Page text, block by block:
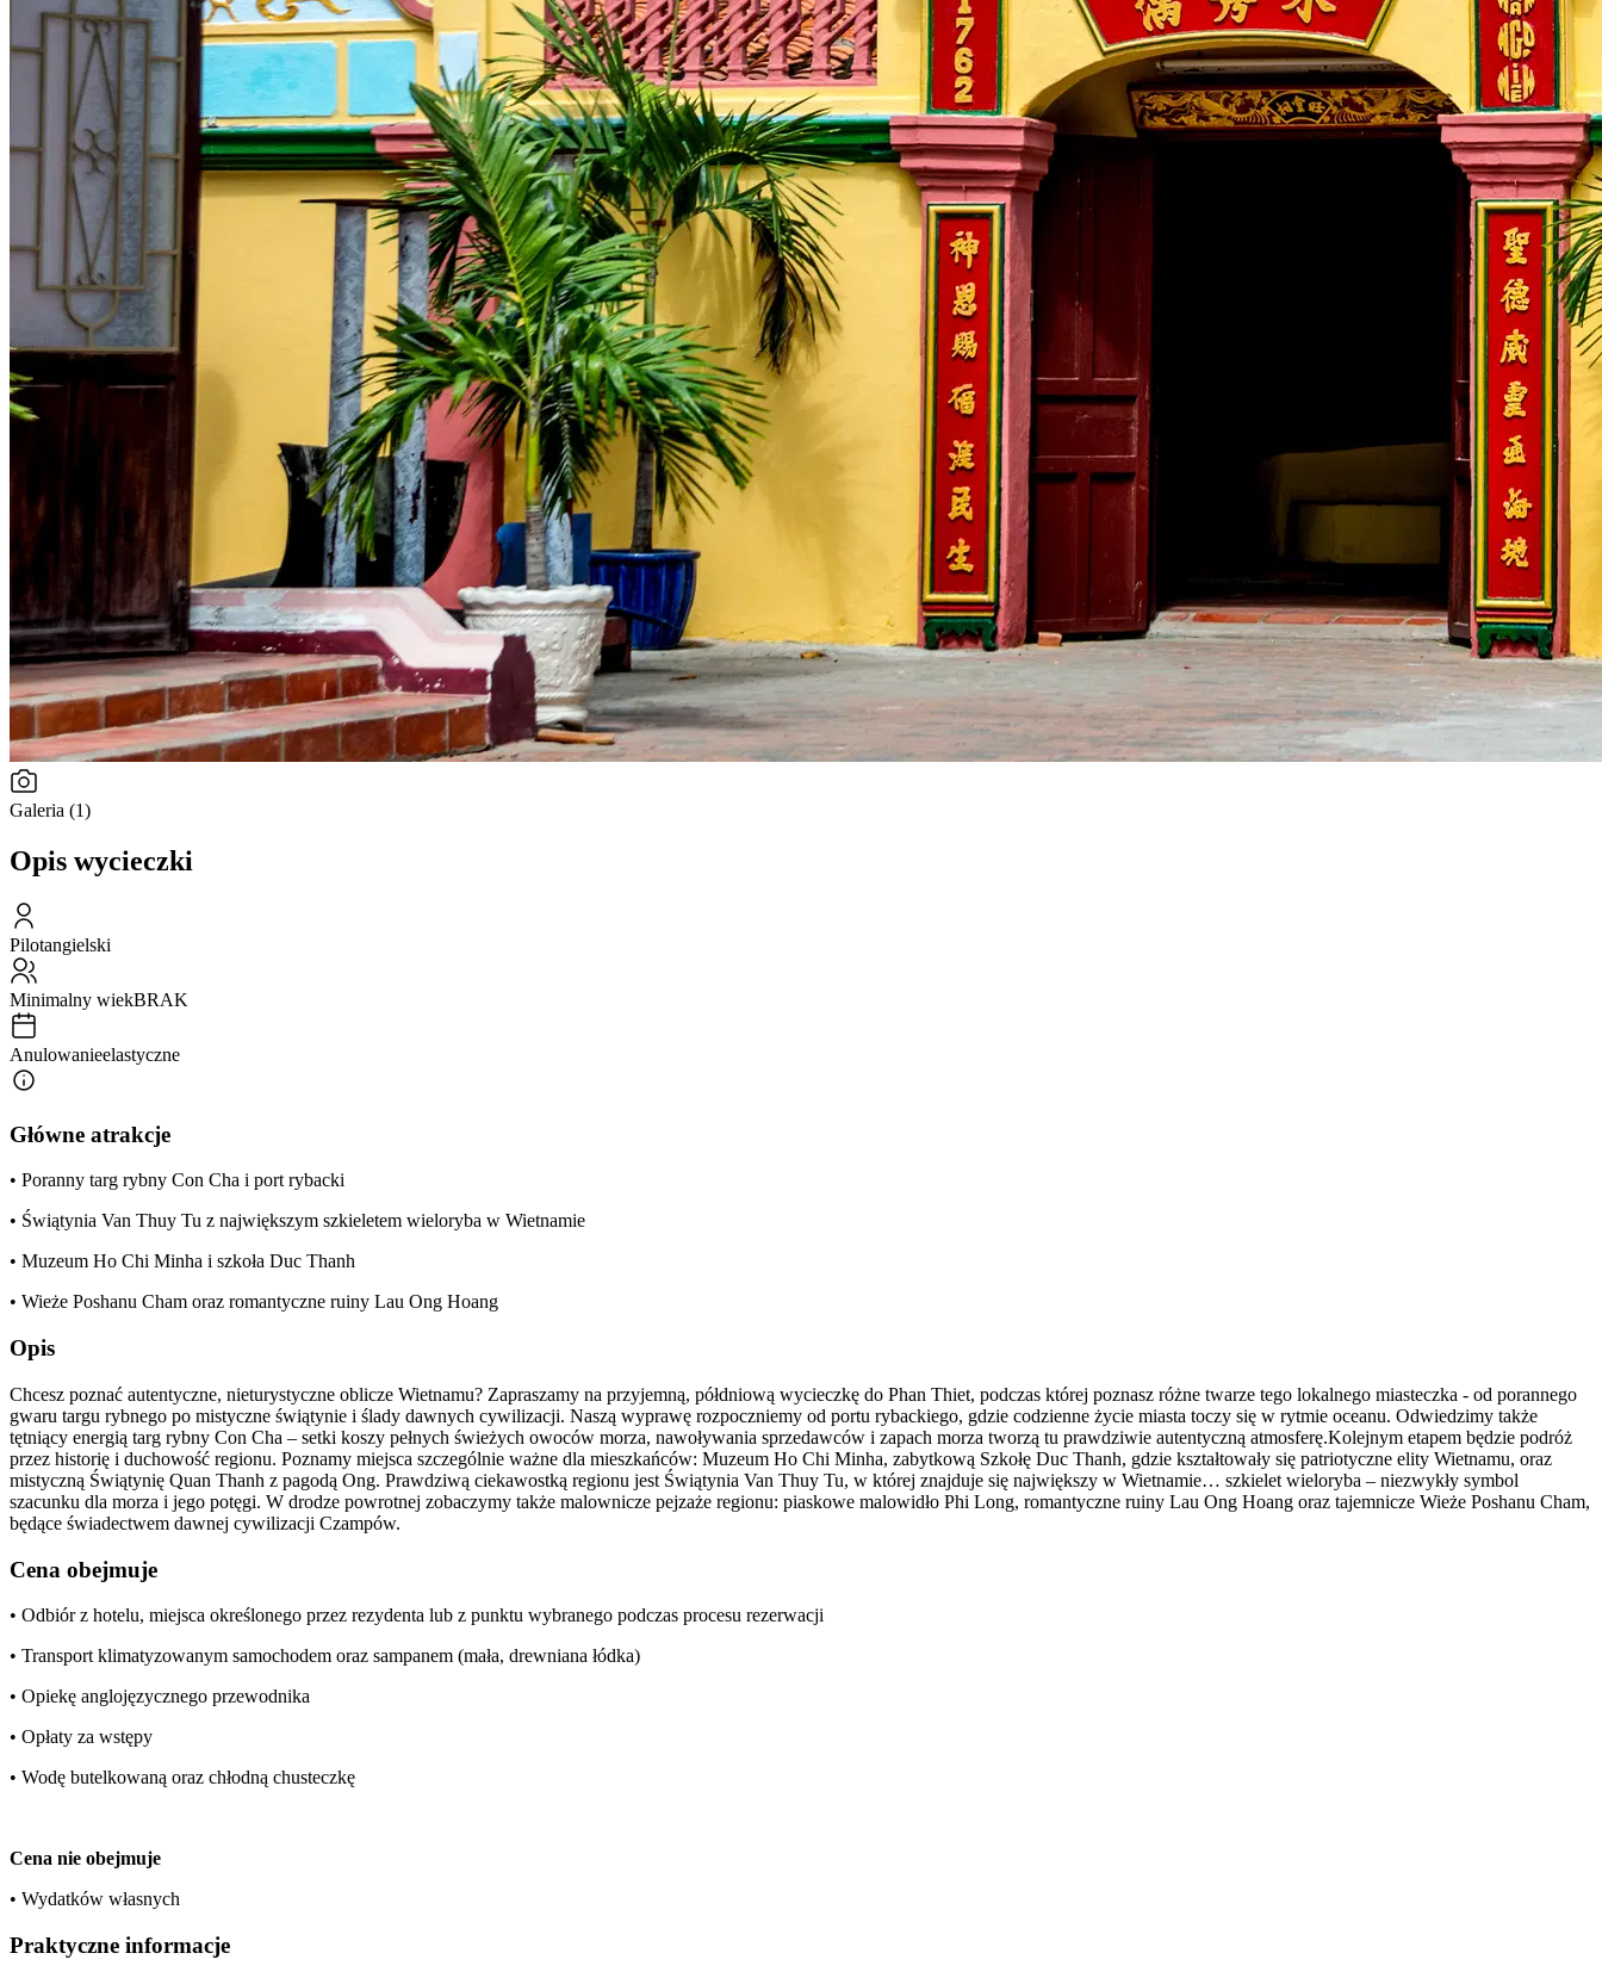
Galeria (1)
Opis wycieczki
Pilotangielski
Minimalny wiekBRAK
Anulowanieelastyczne
Główne atrakcje
• Poranny targ rybny Con Cha i port rybacki
• Świątynia Van Thuy Tu z największym szkieletem wieloryba w Wietnamie
• Muzeum Ho Chi Minha i szkoła Duc Thanh
• Wieże Poshanu Cham oraz romantyczne ruiny Lau Ong Hoang
Opis
Chcesz poznać autentyczne, nieturystyczne oblicze Wietnamu? Zapraszamy na przyjemną, półdniową wycieczkę do Phan Thiet, podczas której poznasz różne twarze tego lokalnego miasteczka - od porannego
gwaru targu rybnego po mistyczne świątynie i ślady dawnych cywilizacji. Naszą wyprawę rozpoczniemy od portu rybackiego, gdzie codzienne życie miasta toczy się w rytmie oceanu. Odwiedzimy także
tętniący energią targ rybny Con Cha – setki koszy pełnych świeżych owoców morza, nawoływania sprzedawców i zapach morza tworzą tu prawdziwie autentyczną atmosferę.Kolejnym etapem będzie podróż
przez historię i duchowość regionu. Poznamy miejsca szczególnie ważne dla mieszkańców: Muzeum Ho Chi Minha, zabytkową Szkołę Duc Thanh, gdzie kształtowały się patriotyczne elity Wietnamu, oraz
mistyczną Świątynię Quan Thanh z pagodą Ong. Prawdziwą ciekawostką regionu jest Świątynia Van Thuy Tu, w której znajduje się największy w Wietnamie… szkielet wieloryba – niezwykły symbol
szacunku dla morza i jego potęgi. W drodze powrotnej zobaczymy także malownicze pejzaże regionu: piaskowe malowidło Phi Long, romantyczne ruiny Lau Ong Hoang oraz tajemnicze Wieże Poshanu Cham,
będące świadectwem dawnej cywilizacji Czampów.
Cena obejmuje
• Odbiór z hotelu, miejsca określonego przez rezydenta lub z punktu wybranego podczas procesu rezerwacji
• Transport klimatyzowanym samochodem oraz sampanem (mała, drewniana łódka)
• Opiekę anglojęzycznego przewodnika
• Opłaty za wstępy
• Wodę butelkowaną oraz chłodną chusteczkę
Cena nie obejmuje
• Wydatków własnych
Praktyczne informacje